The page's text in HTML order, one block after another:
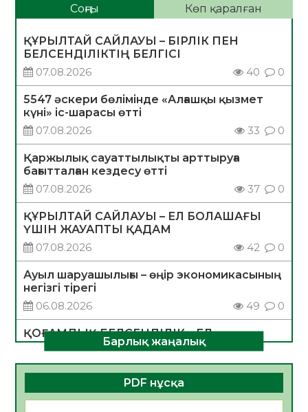
Соңғы Көп қаралған
ҚҰРЫЛТАЙ САЙЛАУЫ – БІРЛІК ПЕН
БЕЛСЕНДІЛІКТІҢ БЕЛГІСІ
07.08.2026
40 0
5547 әскери бөлімінде «Алғашқы қызмет
күні» іс-шарасы өтті
07.08.2026
33 0
Қаржылық сауаттылықты арттыруға
бағытталған кездесу өтті
07.08.2026
37 0
ҚҰРЫЛТАЙ САЙЛАУЫ – ЕЛ БОЛАШАҒЫ
ҮШІН ЖАУАПТЫ ҚАДАМ
07.08.2026
42 0
Ауыл шаруашылығы – өңір экономикасының
негізгі тірегі
06.08.2026
49 0
ҚОҒАМДЫҚ БЕЛСЕНДІЛІК – ЕЛ
ДАМУЫНЫҢ НЕГІЗІ
06.08.2026
47 0
ҚҰРЫЛТАЙ САЙЛАУЫ – БОЛАШАҚҚА
Барлық жаңалық
PDF нұсқа